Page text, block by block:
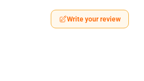
Write your review